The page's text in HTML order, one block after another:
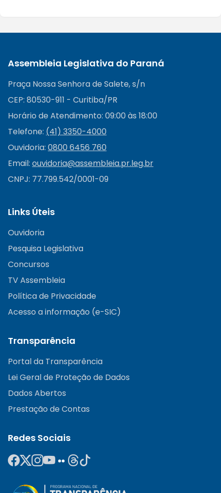
Assembleia Legislativa do Paraná
Praça Nossa Senhora de Salete, s/n
CEP: 80530-911 - Curitiba/PR
Horário de Atendimento: 09:00 às 18:00
Telefone: (41) 3350-4000
Ouvidoria: 0800 6456 760
Email: ouvidoria@assembleia.pr.leg.br
CNPJ: 77.799.542/0001-09
Links Úteis
Ouvidoria
Pesquisa Legislativa
Concursos
TV Assembleia
Política de Privacidade
Acesso a informação (e-SIC)
Transparência
Portal da Transparência
Lei Geral de Proteção de Dados
Dados Abertos
Prestação de Contas
Redes Sociais